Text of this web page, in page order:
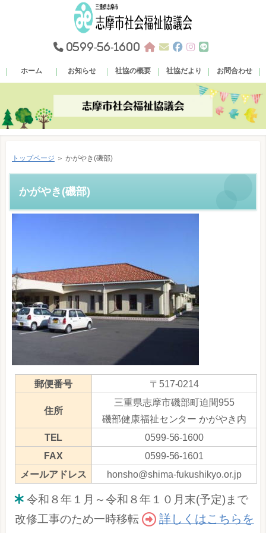
0599-56-1600
ホーム お知らせ 社協の概要 社協だより お問合わせ
トップページ ＞ かがやき(磯部)
かがやき(磯部)
郵便番号 〒517-0214
住所
三重県志摩市磯部町迫間955
磯部健康福祉センター かがやき内
TEL
0599-56-1600
FAX
0599-56-1601
メールアドレス
honsho@shima-fukushikyo.or.jp
令和８年１月～令和８年１０月末(予定)まで
改修工事のため一時移転
詳しくはこちらを